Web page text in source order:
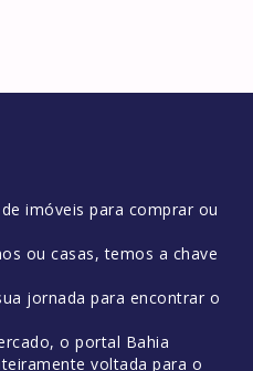
imóveis para comprar ou
ou casas, temos a chave
jornada para encontrar o
o portal Bahia
voltada para o